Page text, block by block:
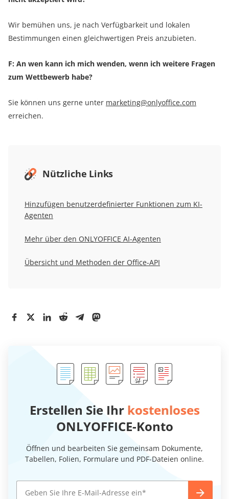
Wir bemühen uns, je nach Verfügbarkeit und lokalen
Bestimmungen einen gleichwertigen Preis anzubieten.
F: An wen kann ich mich wenden, wenn ich weitere Fragen
zum Wettbewerb habe?
Sie können uns gerne unter marketing@onlyoffice.com
erreichen.
Nützliche Links
Hinzufügen benutzerdefinierter Funktionen zum KI-
Agenten
Mehr über den ONLYOFFICE AI-Agenten
Übersicht und Methoden der Office-API
Erstellen Sie Ihr kostenloses
ONLYOFFICE-Konto
Öffnen und bearbeiten Sie gemeinsam Dokumente,
Tabellen, Folien, Formulare und PDF-Dateien online.